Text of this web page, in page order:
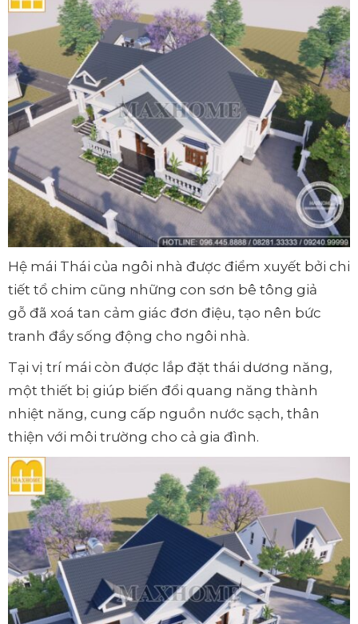
Hệ mái Thái của ngôi nhà được điểm xuyết bởi chi
tiết tổ chim cũng những con sơn bê tông giả
gỗ đã xoá tan cảm giác đơn điệu, tạo nên bức
tranh đầy sống động cho ngôi nhà.
Tại vị trí mái còn được lắp đặt thái dương năng,
một thiết bị giúp biến đổi quang năng thành
nhiệt năng, cung cấp nguồn nước sạch, thân
thiện với môi trường cho cả gia đình.